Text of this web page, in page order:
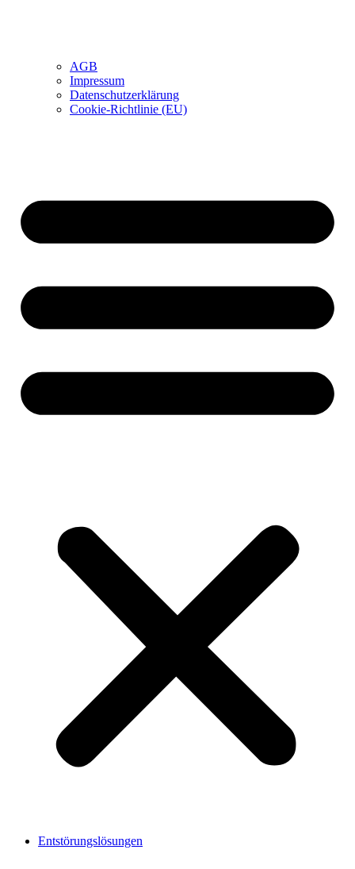
AGB
Impressum
Datenschutzerklärung
Cookie-Richtlinie (EU)
Entstörungslösungen